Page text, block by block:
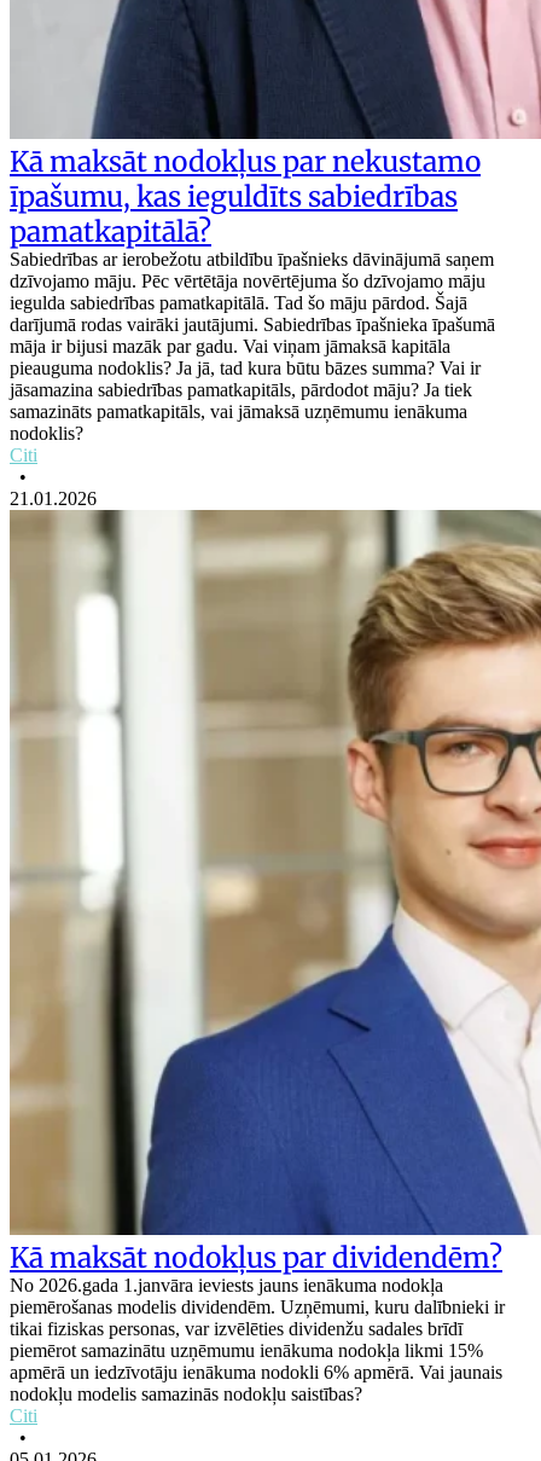
Kā maksāt nodokļus par nekustamo
īpašumu, kas ieguldīts sabiedrības
pamatkapitālā?
Sabiedrības ar ierobežotu atbildību īpašnieks dāvinājumā saņem
dzīvojamo māju. Pēc vērtētāja novērtējuma šo dzīvojamo māju
iegulda sabiedrības pamatkapitālā. Tad šo māju pārdod. Šajā
darījumā rodas vairāki jautājumi. Sabiedrības īpašnieka īpašumā
māja ir bijusi mazāk par gadu. Vai viņam jāmaksā kapitāla
pieauguma nodoklis? Ja jā, tad kura būtu bāzes summa? Vai ir
jāsamazina sabiedrības pamatkapitāls, pārdodot māju? Ja tiek
samazināts pamatkapitāls, vai jāmaksā uzņēmumu ienākuma
nodoklis?
Citi
•
21.01.2026
Kā maksāt nodokļus par dividendēm?
No 2026.gada 1.janvāra ieviests jauns ienākuma nodokļa
piemērošanas modelis dividendēm. Uzņēmumi, kuru dalībnieki ir
tikai fiziskas personas, var izvēlēties dividenžu sadales brīdī
piemērot samazinātu uzņēmumu ienākuma nodokļa likmi 15%
apmērā un iedzīvotāju ienākuma nodokli 6% apmērā. Vai jaunais
nodokļu modelis samazinās nodokļu saistības?
Citi
•